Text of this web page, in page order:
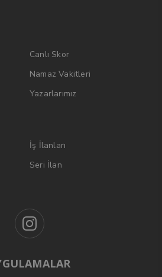
Canlı Skor
Namaz Vakitleri
Yazarlarımız
İş İlanları
Seri İlan